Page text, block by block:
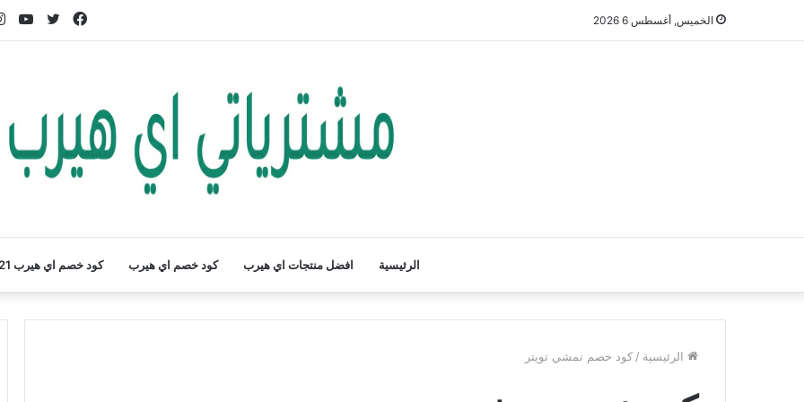
الخميس, أغسطس 6 2026 تويتر
فيسبوك
الرئيسية افضل منتجات اي هيرب كود خصم اي هيرب كود خصم اي هيرب 2021
الرئيسية / كود خصم نمشي تويتر